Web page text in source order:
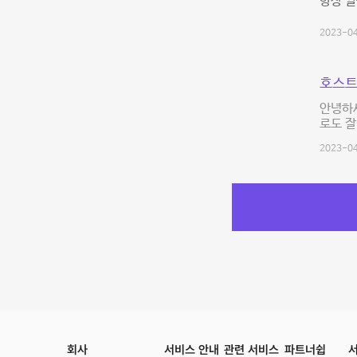
2023-
호스
안녕
로도
2023-
회사 서비스 안내 관련 서비스 파트너쉽